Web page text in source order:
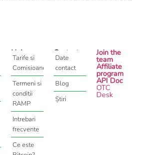
Help
Tarife si
Comisioane
Termeni si
conditii
RAMP
Intrebari
frecvente
Ce este
Contact
Date
contact
Blog
Știri
Join the
team
Affiliate
program
API Doc
OTC
Desk